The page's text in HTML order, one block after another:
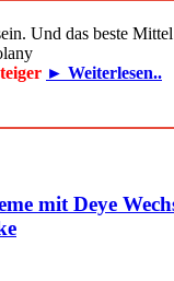
Und das beste
► Weiterlesen..
mit Deye